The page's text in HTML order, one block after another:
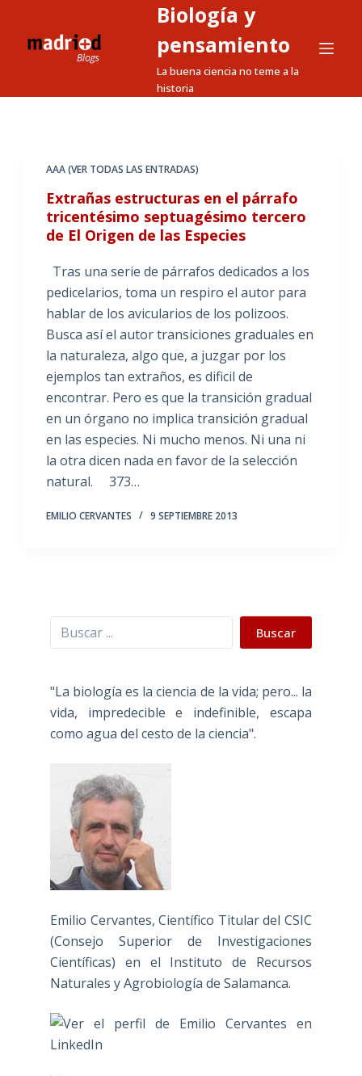
a
Biología y
pensamiento
La buena ciencia no teme a la
historia
AAA (VER TODAS LAS ENTRADAS)
Extrañas estructuras en el párrafo
tricentésimo septuagésimo tercero
de El Origen de las Especies
Tras una serie de párrafos dedicados a los
pedicelarios, toma un respiro el autor para
hablar de los avicularios de los polizoos.
Busca así el autor transiciones graduales en
la naturaleza, algo que, a juzgar por los
ejemplos tan extraños, es dificil de
encontrar. Pero es que la transición gradual
en un órgano no implica transición gradual
en las especies. Ni mucho menos. Ni una ni
la otra dicen nada en favor de la selección
natural. 373…
EMILIO CERVANTES 9 SEPTIEMBRE 2013
Buscar Buscar
"La biología es la ciencia de la vida; pero... la
vida, impredecible e indefinible, escapa
como agua del cesto de la ciencia".
Emilio Cervantes, Científico Titular del CSIC
(Consejo Superior de Investigaciones
Científicas) en el Instituto de Recursos
Naturales y Agrobiología de Salamanca.